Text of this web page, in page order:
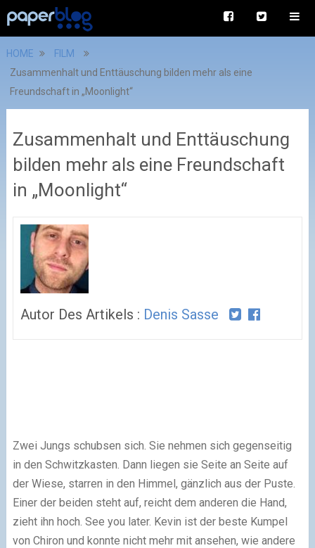
HOME
FILM
Zusammenhalt und Enttäuschung bilden mehr als eine
Freundschaft in „Moonlight“
Zusammenhalt und Enttäuschung
bilden mehr als eine Freundschaft
in „Moonlight“
Autor Des Artikels : Denis Sasse
Zwei Jungs schubsen sich. Sie nehmen sich gegenseitig
in den Schwitzkasten. Dann liegen sie Seite an Seite auf
der Wiese, starren in den Himmel, gänzlich aus der Puste.
Einer der beiden steht auf, reicht dem anderen die Hand,
zieht ihn hoch. See you later. Kevin ist der beste Kumpel
von Chiron und konnte nicht mehr mit ansehen, wie andere